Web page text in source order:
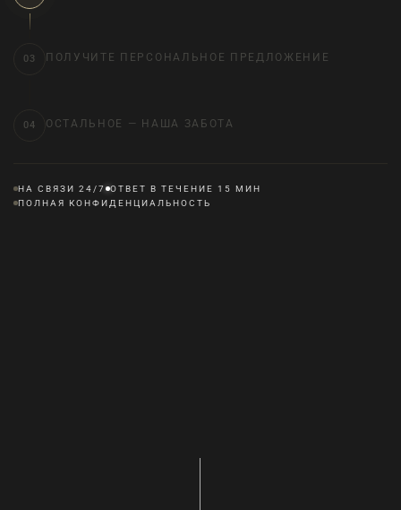
03 ПОЛУЧИТЕ ПЕРСОНАЛЬНОЕ ПРЕДЛОЖЕНИЕ
04 ОСТАЛЬНОЕ — НАША ЗАБОТА
НА СВЯЗИ 24/7
ОТВЕТ В ТЕЧЕНИЕ 15 МИН
ПОЛНАЯ КОНФИДЕНЦИАЛЬНОСТЬ